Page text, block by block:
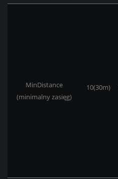
MinDistance
(minimalny zasięg)
10(30m)